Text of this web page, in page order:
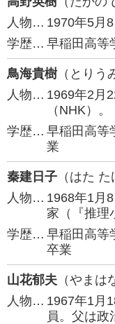
人物… 1970年5月
学歴… 早稲田高等
鳥海貴樹（とりう
人物… 1969年2月
（NHK）。
学歴… 早稲田高等
業
秦建日子 （はた た
人物… 1968年1月
家（『推理
学歴… 早稲田高等
卒業
山花郁夫 （やまは
人物… 1967年1月
員。父は政